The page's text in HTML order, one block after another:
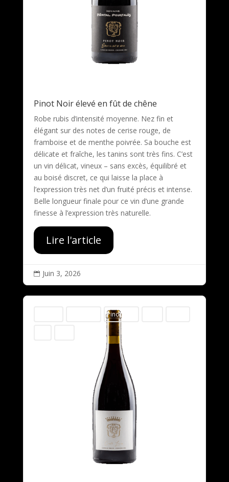
Pinot Noir élevé en fût de chêne
Robe rubis d’intensité moyenne. Nez fin et
élégant sur des notes de cerise rouge, de
framboise et de menthe poivrée. Sa bouche est
délicate et fraîche, les tanins sont très fins. C’est
un vin délicat, vineux – sans excès, équilibré et
au boisé discret, ce qui laisse la place à
l’expression très net d’un fruité précis et intense.
Belle longueur finale pour ce vin d’une grande
finesse à l’expression très naturelle.
Lire l'article
 Juin 3, 2026
Pinot Noir